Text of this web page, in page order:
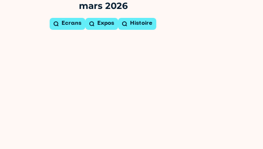
mars 2026
Ecrans Expos Histoire